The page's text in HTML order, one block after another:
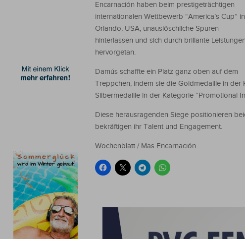
Encarnación haben beim prestigeträchtigen
internationalen Wettbewerb “America’s Cup“ in
Orlando, USA, unauslöschliche Spuren
hinterlassen und sich durch brillante Leistungen
hervorgetan.
Damús schaffte ein Platz ganz oben auf dem
Treppchen, indem sie die Goldmedaille in
Silbermedaille in der Kategorie “Promotional
Diese herausragenden Siege positionieren
bekräftigen ihr Talent und Engagement.
Wochenblatt / Mas Encarnación